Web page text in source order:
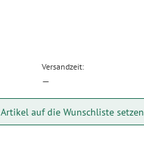
Versandzeit:
—
Artikel auf die Wunschliste setzen